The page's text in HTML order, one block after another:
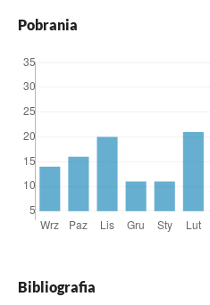
Pobrania
Bibliografia